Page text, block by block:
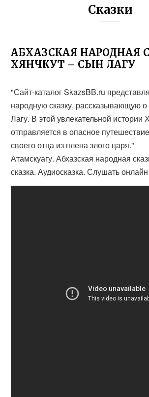
Сказки
АБХАЗСКАЯ НАРОДНАЯ
ХЯНЧКУТ – СЫН ЛАГУ
"Сайт-каталог SkazsBB.ru
народную сказку, рассказывающую
Лагу. В этой увлекательной истории
отправляется в опасное
своего отца из плена злого царя."
Атамскуагу. Абхазская народная
сказка. Аудиосказка. Слушать онлайн